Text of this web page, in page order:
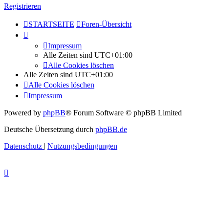
Registrieren
STARTSEITE Foren-Übersicht
Impressum
Alle Zeiten sind UTC+01:00
Alle Cookies löschen
Alle Zeiten sind UTC+01:00
Alle Cookies löschen
Impressum
Powered by phpBB® Forum Software © phpBB Limited
Deutsche Übersetzung durch phpBB.de
Datenschutz | Nutzungsbedingungen